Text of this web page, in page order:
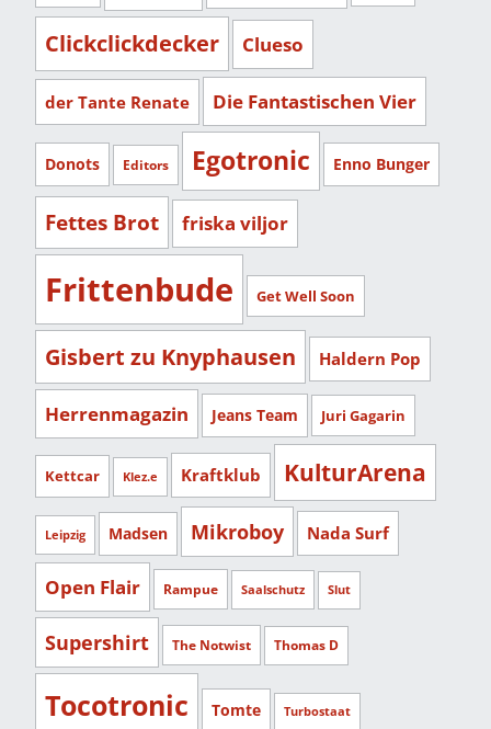
Clickclickdecker Clueso
der Tante Renate Die Fantastischen Vier
Donots Editors Egotronic Enno Bunger
Fettes Brot friska viljor
Frittenbude Get Well Soon
Gisbert zu Knyphausen Haldern Pop
Herrenmagazin Jeans Team Juri Gagarin
Kettcar Klez.e Kraftklub KulturArena
Leipzig Madsen Mikroboy Nada Surf
Open Flair Rampue Saalschutz Slut
Supershirt The Notwist Thomas D
Tocotronic Tomte Turbostaat